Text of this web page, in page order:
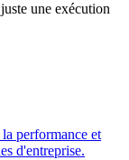
une exécution
performance et
d'entreprise.